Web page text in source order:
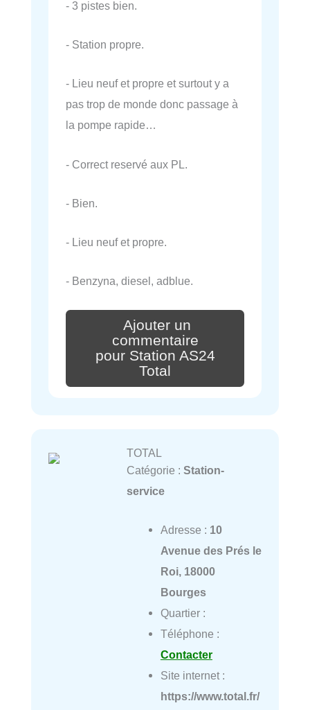
- 3 pistes bien.
- Station propre.
- Lieu neuf et propre et surtout y a
pas trop de monde donc passage à
la pompe rapide…
- Correct reservé aux PL.
- Bien.
- Lieu neuf et propre.
- Benzyna, diesel, adblue.
Ajouter un
commentaire
pour Station AS24
Total
TOTAL
Catégorie : Station-
service
Adresse : 10
Avenue des Prés le
Roi, 18000
Bourges
Quartier :
Téléphone :
Contacter
Site internet :
https://www.total.fr/